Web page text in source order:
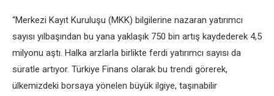
“Merkezi Kayıt Kuruluşu (MKK) bilgilerine nazaran yatırımcı
sayısı yılbaşından bu yana yaklaşık 750 bin artış kaydederek 4,5
milyonu aştı. Halka arzlarla birlikte ferdi yatırımcı sayısı da
süratle artıyor. Türkiye Finans olarak bu trendi görerek,
ülkemizdeki borsaya yönelen büyük ilgiye, taşınabilir